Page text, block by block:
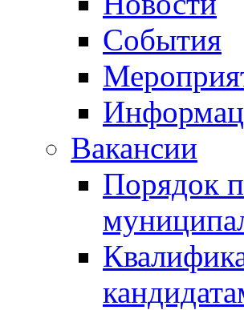
События
Вакансии
Порядок